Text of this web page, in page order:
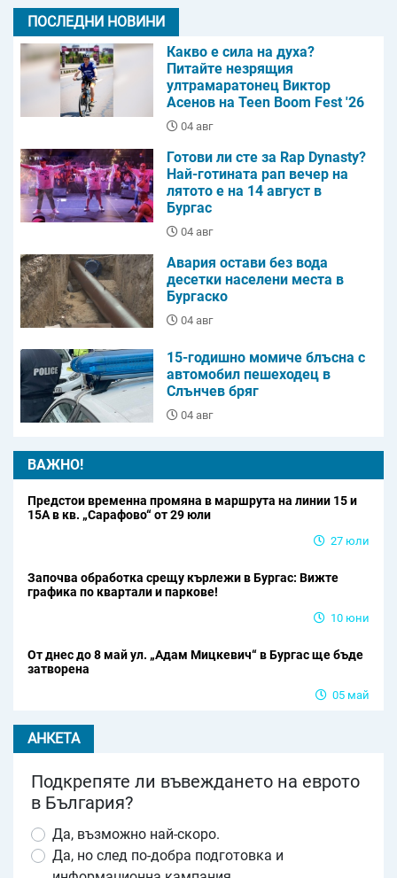
ПОСЛЕДНИ НОВИНИ
Какво е сила на духа?
Питайте незрящия
ултрамаратонец Виктор
Асенов на Teen Boom Fest '26
04 авг
Готови ли сте за Rap Dynasty?
Най-готината рап вечер на
лятото е на 14 август в
Бургас
04 авг
Авария остави без вода
десетки населени места в
Бургаско
04 авг
15-годишно момиче блъсна с
автомобил пешеходец в
Слънчев бряг
04 авг
ВАЖНО!
Предстои временна промяна в маршрута на линии 15 и
15А в кв. „Сарафово“ от 29 юли
27 юли
Започва обработка срещу кърлежи в Бургас: Вижте
графика по квартали и паркове!
10 юни
От днес до 8 май ул. „Адам Мицкевич“ в Бургас ще бъде
затворена
05 май
АНКЕТА
Подкрепяте ли въвеждането на еврото
в България?
Да, възможно най-скоро.
Да, но след по-добра подготовка и